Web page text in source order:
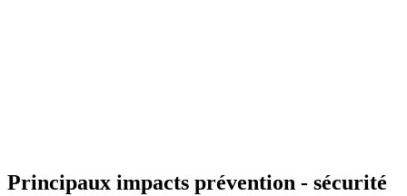
Principaux impacts prévention - sécurité